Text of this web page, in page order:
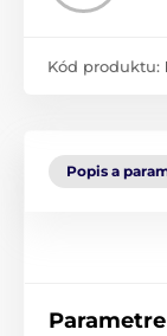
Kód produktu:
Popis a
Parametre